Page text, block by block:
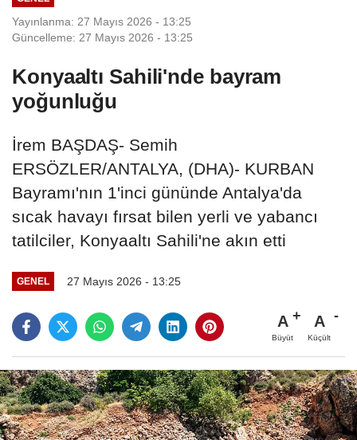
Yayınlanma: 27 Mayıs 2026 - 13:25
Güncelleme: 27 Mayıs 2026 - 13:25
Konyaaltı Sahili'nde bayram
yoğunluğu
İrem BAŞDAŞ- Semih
ERSÖZLER/ANTALYA, (DHA)- KURBAN
Bayramı'nın 1'inci gününde Antalya'da
sıcak havayı fırsat bilen yerli ve yabancı
tatilciler, Konyaaltı Sahili'ne akın etti
GENEL 27 Mayıs 2026 - 13:25
A
Büyüt
A
Küçült